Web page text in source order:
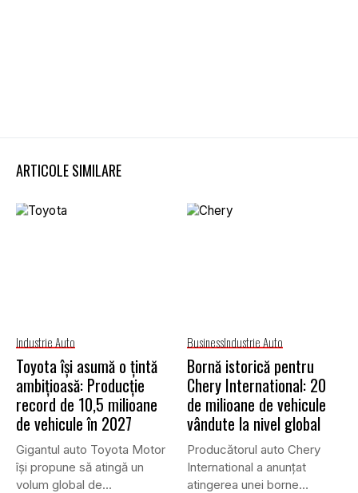
ARTICOLE SIMILARE
Industrie Auto
Toyota își asumă o țintă
ambițioasă: Producție
record de 10,5 milioane
de vehicule în 2027
Gigantul auto Toyota Motor
își propune să atingă un
volum global de...
BusinessIndustrie Auto
Bornă istorică pentru
Chery International: 20
de milioane de vehicule
vândute la nivel global
Producătorul auto Chery
International a anunțat
atingerea unei borne